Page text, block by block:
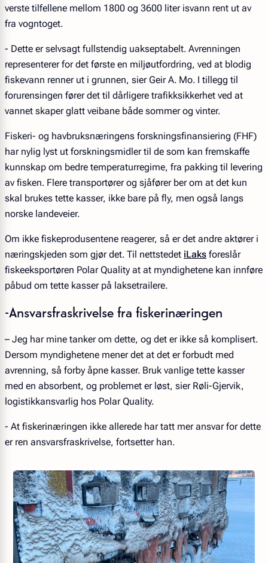
verste tilfellene mellom 1800 og 3600 liter isvann rent ut av
fra vogntoget.
- Dette er selvsagt fullstendig uakseptabelt. Avrenningen
representerer for det første en miljøutfordring, ved at blodig
fiskevann renner ut i grunnen, sier Geir A. Mo. I tillegg til
forurensingen fører det til dårligere trafikksikkerhet ved at
vannet skaper glatt veibane både sommer og vinter.
Fiskeri- og havbruksnæringens forskningsfinansiering (FHF)
har nylig lyst ut forskningsmidler til de som kan fremskaffe
kunnskap om bedre temperaturregime, fra pakking til levering
av fisken. Flere transportører og sjåfører ber om at det kun
skal brukes tette kasser, ikke bare på fly, men også langs
norske landeveier.
Om ikke fiskeprodusentene reagerer, så er det andre aktører i
næringskjeden som gjør det. Til nettstedet iLaks foreslår
fiskeeksportøren Polar Quality at at myndighetene kan innføre
påbud om tette kasser på laksetrailere.
-Ansvarsfraskrivelse fra fiskerinæringen
– Jeg har mine tanker om dette, og det er ikke så komplisert.
Dersom myndighetene mener det at det er forbudt med
avrenning, så forby åpne kasser. Bruk vanlige tette kasser
med en absorbent, og problemet er løst, sier Røli-Gjervik,
logistikkansvarlig hos Polar Quality.
- At fiskerinæringen ikke allerede har tatt mer ansvar for dette
er ren ansvarsfraskrivelse, fortsetter han.